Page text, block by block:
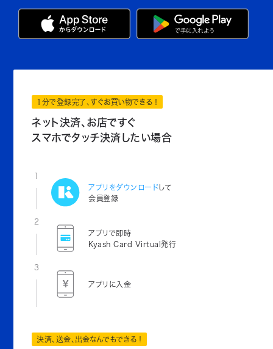
1分で登録完了、すぐお買い物できる！
ネット決済、お店ですぐ
スマホでタッチ決済したい場合
アプリをダウンロードして
会員登録
2
アプリで即時
Kyash Card Virtual発行
3
アプリに入金
決済、送金、出金なんでもできる！